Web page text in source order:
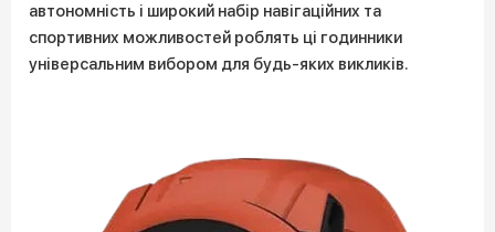
автономність і широкий набір навігаційних та
спортивних можливостей роблять ці годинники
універсальним вибором для будь-яких викликів.